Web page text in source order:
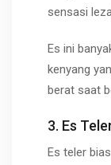
sensasi
Es ini
kenyang
berat saat
3. Es
Es teler